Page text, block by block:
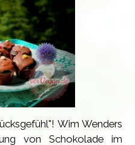
Wim Wenders
von Schokolade im